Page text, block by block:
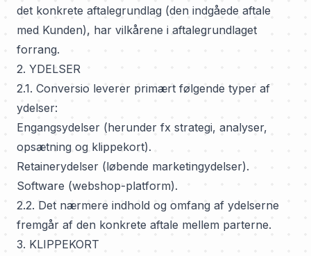
det konkrete aftalegrundlag (den indgåede aftale
med Kunden), har vilkårene i aftalegrundlaget
forrang.
2. YDELSER
2.1. Conversio leverer primært følgende typer af
ydelser:
Engangsydelser (herunder fx strategi, analyser,
opsætning og klippekort).
Retainerydelser (løbende marketingydelser).
Software (webshop-platform).
2.2. Det nærmere indhold og omfang af ydelserne
fremgår af den konkrete aftale mellem parterne.
3. KLIPPEKORT